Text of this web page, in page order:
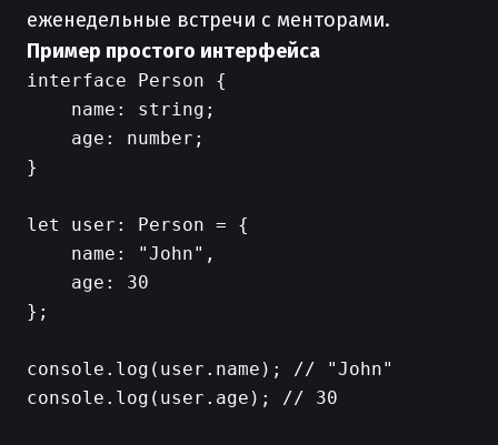
еженедельные встречи с менторами.
Пример простого интерфейса
interface Person {
    name: string;
    age: number;
}
let user: Person = {
    name: "John",
    age: 30
};
console.log(user.name); // "John"
console.log(user.age); // 30